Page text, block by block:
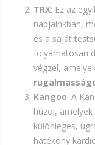
TRX: Ez az
napjainkban,
és a saját
folyamatosan
végzel,
Kangoo: A
húzol,
különleges,
hatékony